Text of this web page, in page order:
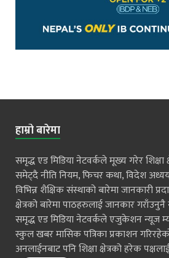
हाम्रो बारेमा
समृद्ध एड मिडिया नेटवर्कले मूख्य गरेर शिक्षा
समेट्दै नीति नियम, फिचर कथा, विदेश
विभिन्न शैक्षिक संस्थाको बारेमा जानकारी
क्षेत्रको बारेमा पाठहरुलाई जानकार
समृद्ध एड मिडिया नेटवर्कले एजुकेशन न्यूज
स्कुल खबर मासिक पत्रिका प्रकाशन
अनलाईनबाट पनि शिक्षा क्षेत्रको हरेक